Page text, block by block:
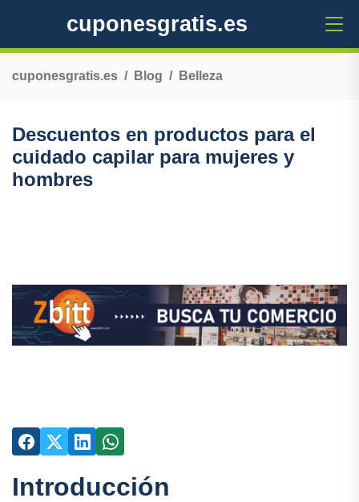
cuponesgratis.es
cuponesgratis.es Blog Belleza
Descuentos en productos para el
cuidado capilar para mujeres y
hombres
Introducción